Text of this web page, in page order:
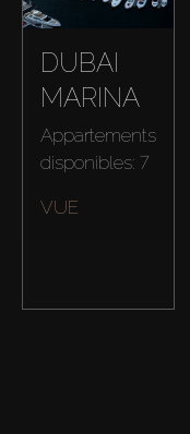
DUBAI
MARINA
Appartements
disponibles: 7
VUE